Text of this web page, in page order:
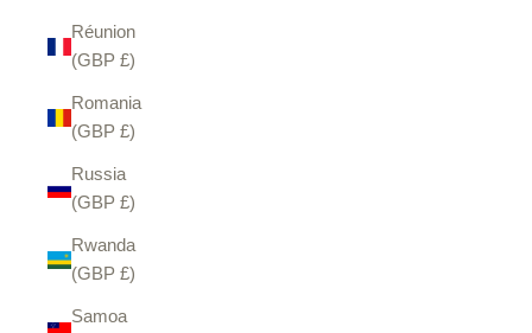
Réunion
(GBP £)
Romania
(GBP £)
Russia
(GBP £)
Rwanda
(GBP £)
Samoa